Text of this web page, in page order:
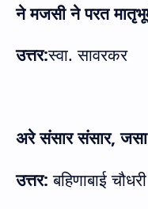
ने मजसी ने परत
उत्तर:स्वा. सावरकर
अरे संसार संसार,जसा
उत्तर:बहिणाबाई चौधरी